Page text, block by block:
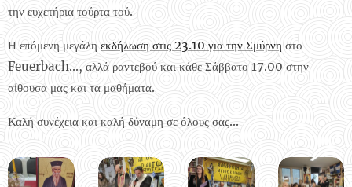
την ευχετήρια τούρτα τού.
Η επόμενη μεγάλη εκδήλωση στις 23.10 για την Σμύρνη στο
Feuerbach..., αλλά ραντεβού και κάθε Σάββατο 17.00 στην
αίθουσα μας και τα μαθήματα.
Καλή συνέχεια και καλή δύναμη σε όλους σας...